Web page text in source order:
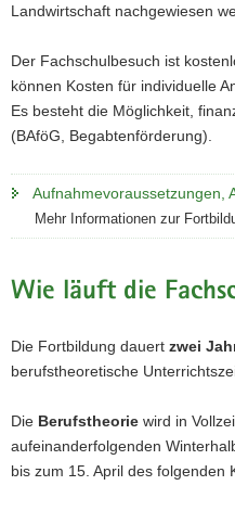
Landwirtschaft nachgewiesen
Der Fachschulbesuch ist
können Kosten für individuelle
Es besteht die Möglichkeit,
(BAföG, Begabtenförderung).
Aufnahmevoraussetzungen,
Mehr Informationen zur
Wie läuft die
Die Fortbildung dauert zwei
berufstheoretische
Die Berufstheorie wird in
aufeinanderfolgenden
bis zum 15. April des folgenden